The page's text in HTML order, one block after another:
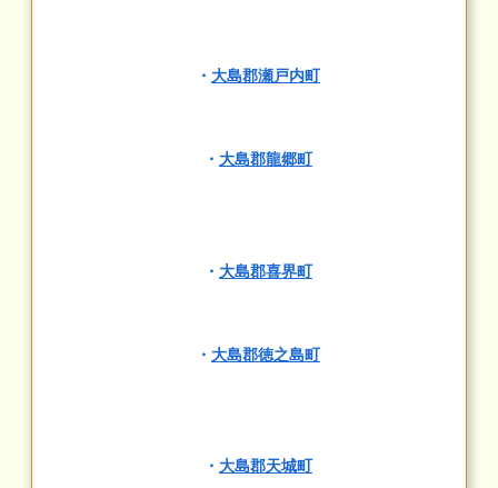
・ 大島郡瀬戸内町
・ 大島郡龍郷町
・ 大島郡喜界町
・ 大島郡徳之島町
・ 大島郡天城町